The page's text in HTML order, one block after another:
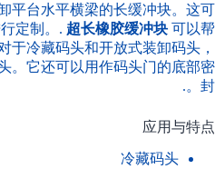
平台水平横梁的长缓冲块。这可
定制。. 超长橡胶缓冲块 可以帮
于冷藏码头和开放式装卸码头，
。它还可以用作码头门的底部密
封。.
应用与特点
冷藏码头